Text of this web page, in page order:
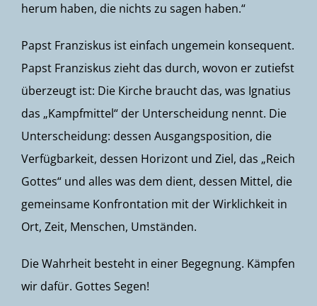
herum haben, die nichts zu sagen haben.“
Papst Franziskus ist einfach ungemein konsequent.
Papst Franziskus zieht das durch, wovon er zutiefst
überzeugt ist: Die Kirche braucht das, was Ignatius
das „Kampfmittel“ der Unterscheidung nennt. Die
Unterscheidung: dessen Ausgangsposition, die
Verfügbarkeit, dessen Horizont und Ziel, das „Reich
Gottes“ und alles was dem dient, dessen Mittel, die
gemeinsame Konfrontation mit der Wirklichkeit in
Ort, Zeit, Menschen, Umständen.
Die Wahrheit besteht in einer Begegnung. Kämpfen
wir dafür. Gottes Segen!